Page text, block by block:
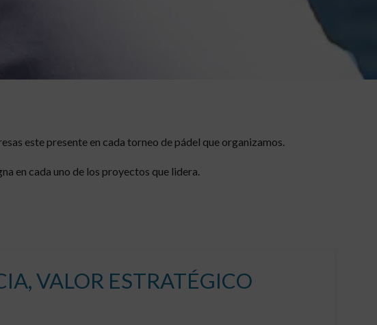
este presente en cada torneo de pádel que organizamos.
en cada uno de los proyectos que lidera.
VALOR ESTRATÉGICO